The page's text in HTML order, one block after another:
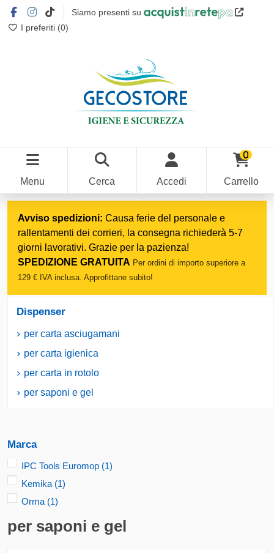
Siamo presenti su
I preferiti (0)
Menu Cerca Accedi
0
Carrello
Avviso spedizioni: Causa ferie del personale e
rallentamenti dei corrieri, la consegna richiederà 5-7
giorni lavorativi. Grazie per la pazienza!
SPEDIZIONE GRATUITA Per ordini di importo superiore a
129 € IVA inclusa. Approfittane subito!
per saponi e gel
Dispenser
per carta asciugamani
per carta igienica
per carta in rotolo
per saponi e gel
Marca
IPC Tools Euromop (1)
Kemika (1)
Orma (1)